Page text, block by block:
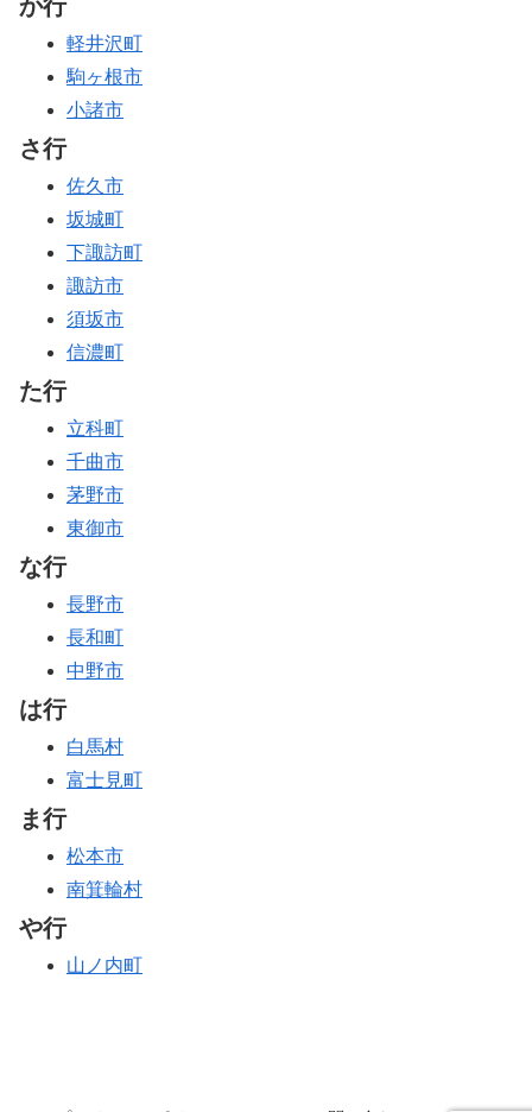
か行
軽井沢町
駒ヶ根市
小諸市
さ行
佐久市
坂城町
下諏訪町
諏訪市
須坂市
信濃町
た行
立科町
千曲市
茅野市
東御市
な行
長野市
長和町
中野市
は行
白馬村
富士見町
ま行
松本市
南箕輪村
や行
山ノ内町